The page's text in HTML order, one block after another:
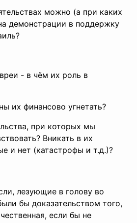
можно (а при каких
демонстрации в поддержку
- в чём их роль в
их финансово угнетать?
при которых мы
Вникать в их
и нет (катастрофы и т.д.)?
лезующие в голову во
бы доказательством того,
если бы не